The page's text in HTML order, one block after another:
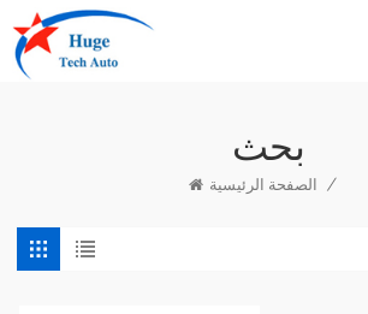
بحث
الصفحة الرئيسية /